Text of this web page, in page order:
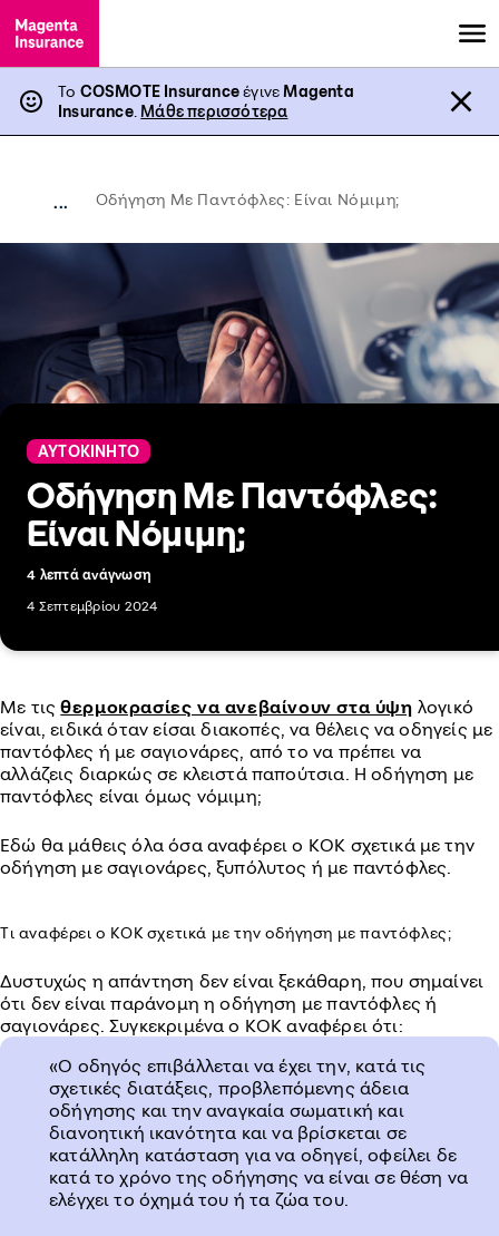
Το COSMOTE InsuranceέγινεMagenta
Insurance. Μάθε περισσότερα
... Οδήγηση Με Παντόφλες: Είναι Νόμιμη;
ΑΥΤΟΚΙΝΗΤΟ
Οδήγηση Με Παντόφλες:
Είναι Νόμιμη;
4 λεπτά ανάγνωση
4 Σεπτεμβρίου 2024
Mε τιςθερμοκρασίες να ανεβαίνουν στα ύψη λογικό
είναι, ειδικά όταν είσαι διακοπές, να θέλεις να οδηγείς με
παντόφλες ή με σαγιονάρες, από το να πρέπει να
αλλάζεις διαρκώς σε κλειστά παπούτσια. Η οδήγηση με
παντόφλες είναι όμως νόμιμη;
Εδώ θα μάθεις όλα όσα αναφέρει ο ΚΟΚ σχετικά με την
οδήγηση με σαγιονάρες, ξυπόλυτος ή με παντόφλες.
Τι αναφέρει ο ΚΟΚ σχετικά με την οδήγηση με παντόφλες;
Δυστυχώς η απάντηση δεν είναι ξεκάθαρη, που σημαίνει
ότι δεν είναι παράνομη η οδήγηση με παντόφλες ή
σαγιονάρες. Συγκεκριμένα ο ΚΟΚ αναφέρει ότι:
«Ο οδηγός επιβάλλεται να έχει την, κατά τις
σχετικές διατάξεις, προβλεπόμενης άδεια
οδήγησης και την αναγκαία σωματική και
διανοητική ικανότητα και να βρίσκεται σε
κατάλληλη κατάσταση για να οδηγεί, οφείλει δε
κατά το χρόνο της οδήγησης να είναι σε θέση να
ελέγχει το όχημά του ή τα ζώα του.